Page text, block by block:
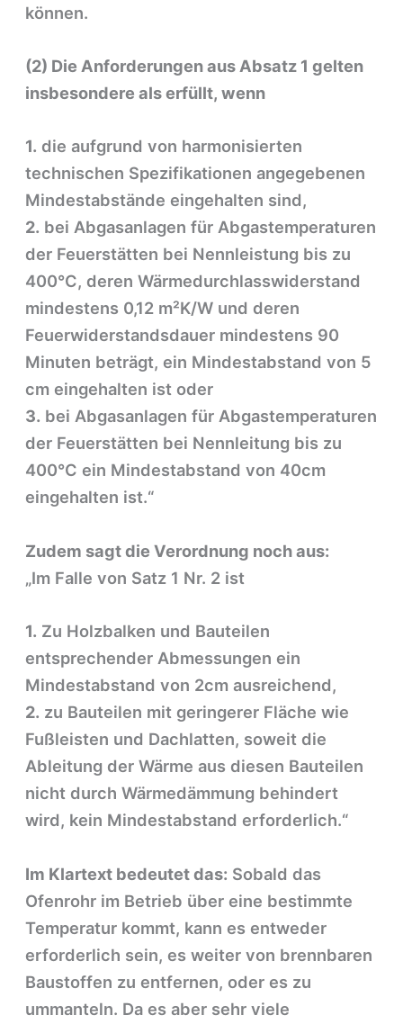
können.
(2) Die Anforderungen aus Absatz 1 gelten
insbesondere als erfüllt, wenn
1. die aufgrund von harmonisierten
technischen Spezifikationen angegebenen
Mindestabstände eingehalten sind,
2. bei Abgasanlagen für Abgastemperaturen
der Feuerstätten bei Nennleistung bis zu
400°C, deren Wärmedurchlasswiderstand
mindestens 0,12 m²K/W und deren
Feuerwiderstandsdauer mindestens 90
Minuten beträgt, ein Mindestabstand von 5
cm eingehalten ist oder
3. bei Abgasanlagen für Abgastemperaturen
der Feuerstätten bei Nennleitung bis zu
400°C ein Mindestabstand von 40cm
eingehalten ist.“
Zudem sagt die Verordnung noch aus:
„Im Falle von Satz 1 Nr. 2 ist
1. Zu Holzbalken und Bauteilen
entsprechender Abmessungen ein
Mindestabstand von 2cm ausreichend,
2. zu Bauteilen mit geringerer Fläche wie
Fußleisten und Dachlatten, soweit die
Ableitung der Wärme aus diesen Bauteilen
nicht durch Wärmedämmung behindert
wird, kein Mindestabstand erforderlich.“
Im Klartext bedeutet das: Sobald das
Ofenrohr im Betrieb über eine bestimmte
Temperatur kommt, kann es entweder
erforderlich sein, es weiter von brennbaren
Baustoffen zu entfernen, oder es zu
ummanteln. Da es aber sehr viele